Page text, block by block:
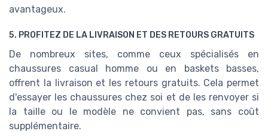
avantageux.
5. PROFITEZ DE LA LIVRAISON ET DES RETOURS GRATUITS
De nombreux sites, comme ceux spécialisés en
chaussures casual homme ou en baskets basses,
offrent la livraison et les retours gratuits. Cela permet
d'essayer les chaussures chez soi et de les renvoyer si
la taille ou le modèle ne convient pas, sans coût
supplémentaire.